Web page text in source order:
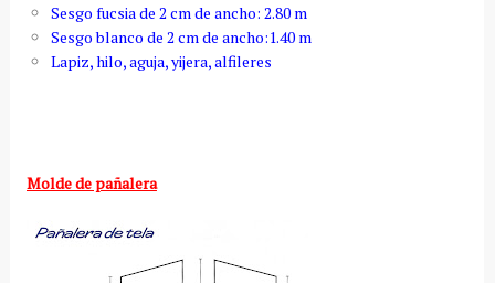
Sesgo fucsia de 2 cm de ancho: 2.80 m
Sesgo blanco de 2 cm de ancho:1.40 m
Lapiz, hilo, aguja, yijera, alfileres
Molde de pañalera